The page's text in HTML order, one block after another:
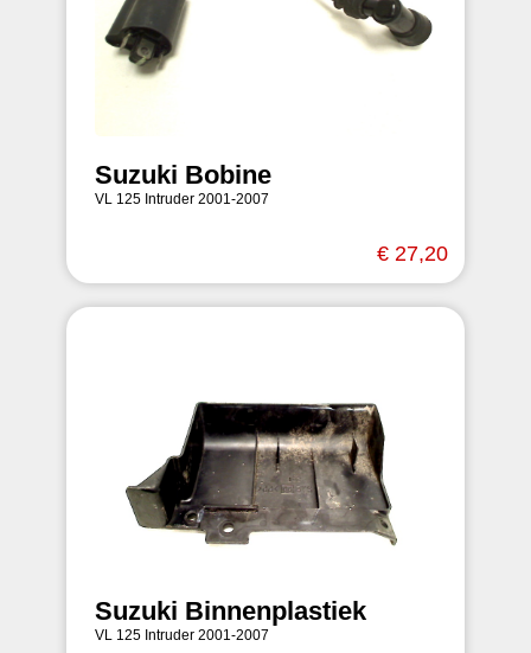
Suzuki Bobine
VL 125 Intruder 2001-2007
€ 27,20
Suzuki Binnenplastiek
VL 125 Intruder 2001-2007